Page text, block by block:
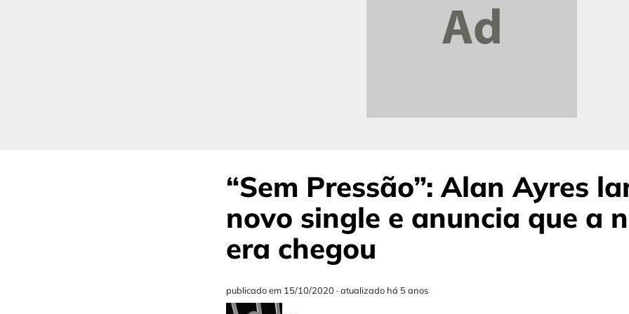
“Sem Pressão”: Alan Ayres
novo single e anuncia que a
era chegou
publicado em 15/10/2020 ·atualizado há 5 anos